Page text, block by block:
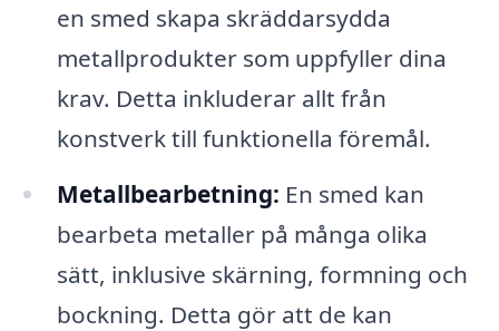
en smed skapa skräddarsydda
metallprodukter som uppfyller dina
krav. Detta inkluderar allt från
konstverk till funktionella föremål.
Metallbearbetning: En smed kan
bearbeta metaller på många olika
sätt, inklusive skärning, formning och
bockning. Detta gör att de kan